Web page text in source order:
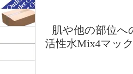
肌や他の部位
活性水Mix4マッ